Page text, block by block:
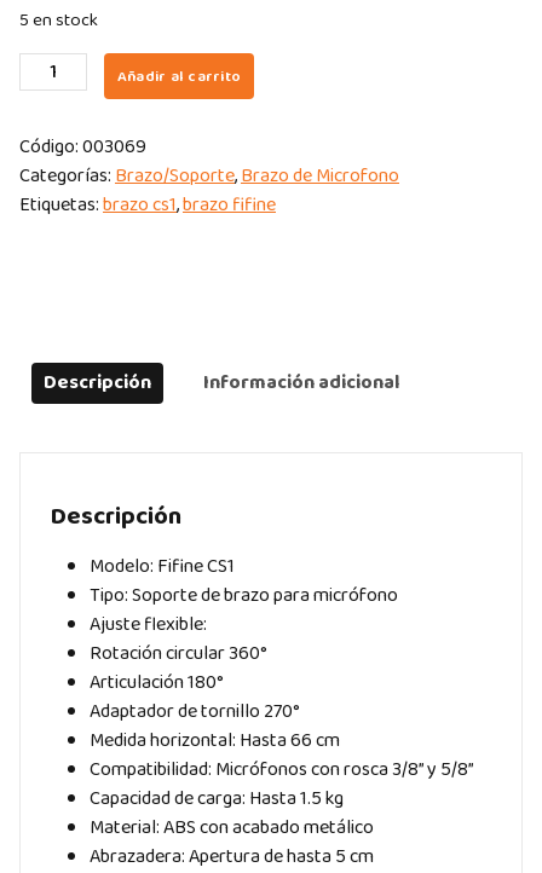
5 en stock
BRAZO
MICROFONO
CS1
WHITE
3526CS
Añadir al carrito
Código:003069
Categorías:Brazo/Soporte,Brazo de Microfono
Etiquetas:brazo cs1,brazo fifine
Descripción Información adicional
Descripción
Modelo: Fifine CS1
Tipo: Soporte de brazo para micrófono
Ajuste flexible:
Rotación circular 360°
Articulación 180°
Adaptador de tornillo 270°
Medida horizontal: Hasta 66 cm
Compatibilidad: Micrófonos con rosca 3/8” y 5/8”
Capacidad de carga: Hasta 1.5 kg
Material: ABS con acabado metálico
Abrazadera: Apertura de hasta 5 cm